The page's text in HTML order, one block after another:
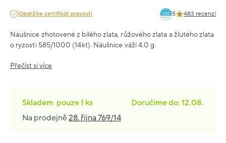
Obdržíte certifikát pravosti 5 483 recenzí
Náušnice zhotovené z bílého zlata, růžového zlata a žlutého zlata
o ryzosti 585/1000 (14kt). Náušnice váží 4.0 g.
Přečíst si více
Skladem pouze1 ks
Doručíme do: 12.08.
Na prodejně28. října 769/14